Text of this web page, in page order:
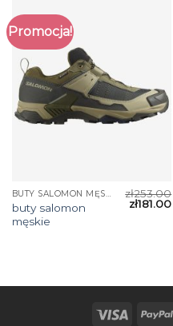
Promocja!
BUTY SALOMON MĘSKIE
buty salomon
męskie
zł253.00
zł181.00